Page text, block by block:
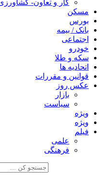
کار و تعاون-
مسکن
بورس
بانک / بیمه
اجتماعی
خودرو
سکه و طلا
اتحادیه ها
قوانین و مقررات
عکس روز
بازار
سیاست
ویژه
ویژه
فیلم
علمی
فرهنگی